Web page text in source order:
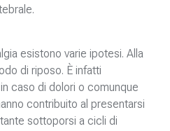
esistono varie ipotesi. Alla
di riposo. È infatti
caso di dolori o comunque
contribuito al presentarsi
sottoporsi a cicli di